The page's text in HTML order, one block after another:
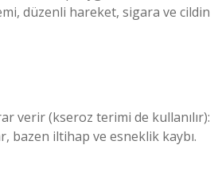
düzenli hareket, sigara ve cildin
verir (kseroz terimi de kullanılır):
bazen iltihap ve esneklik kaybı.